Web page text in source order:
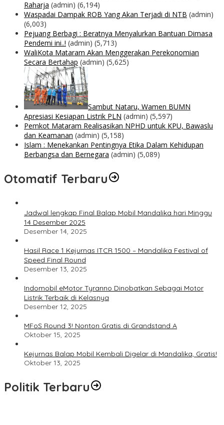
Raharja (admin) (6,194)
Waspadai Dampak ROB Yang Akan Terjadi di NTB (admin)
(6,003)
Pejuang Berbagi : Beratnya Menyalurkan Bantuan Dimasa
Pendemi ini..! (admin) (5,713)
WaliKota Mataram Akan Menggerakan Perekonomian
Secara Bertahap (admin) (5,625)
Sambut Nataru, Wamen BUMN
Apresiasi Kesiapan Listrik PLN (admin) (5,597)
Pemkot Mataram Realisasikan NPHD untuk KPU, Bawaslu
dan Keamanan (admin) (5,158)
Islam : Menekankan Pentingnya Etika Dalam Kehidupan
Berbangsa dan Bernegara (admin) (5,089)
Otomatif Terbaru
Jadwal lengkap Final Balap Mobil Mandalika hari Minggu
14 Desember 2025
Desember 14, 2025
Hasil Race 1 Kejurnas ITCR 1500 – Mandalika Festival of
Speed Final Round
Desember 13, 2025
Indomobil eMotor Tyranno Dinobatkan Sebagai Motor
Listrik Terbaik di Kelasnya
Desember 12, 2025
MFoS Round 3! Nonton Gratis di Grandstand A
Oktober 15, 2025
Kejurnas Balap Mobil Kembali Digelar di Mandalika, Gratis!
Oktober 13, 2025
Politik Terbaru